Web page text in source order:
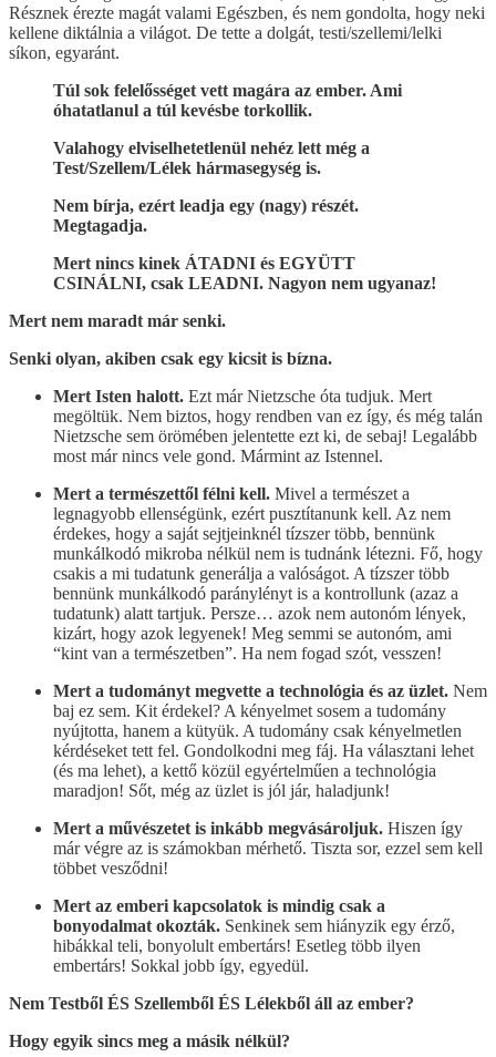
Résznek érezte magát valami Egészben, és nem gondolta, hogy neki
kellene diktálnia a világot. De tette a dolgát, testi/szellemi/lelki
síkon, egyaránt.
Túl sok felelősséget vett magára az ember. Ami
óhatatlanul a túl kevésbe torkollik.
Valahogy elviselhetetlenül nehéz lett még a
Test/Szellem/Lélek hármasegység is.
Nem bírja, ezért leadja egy (nagy) részét.
Megtagadja.
Mert nincs kinek ÁTADNI és EGYÜTT
CSINÁLNI, csak LEADNI. Nagyon nem ugyanaz!
Mert nem maradt már senki.
Senki olyan, akiben csak egy kicsit is bízna.
Mert Isten halott. Ezt már Nietzsche óta tudjuk. Mert
megöltük. Nem biztos, hogy rendben van ez így, és még talán
Nietzsche sem örömében jelentette ezt ki, de sebaj! Legalább
most már nincs vele gond. Mármint az Istennel.
Mert a természettől félni kell. Mivel a természet a
legnagyobb ellenségünk, ezért pusztítanunk kell. Az nem
érdekes, hogy a saját sejtjeinknél tízszer több, bennünk
munkálkodó mikroba nélkül nem is tudnánk létezni. Fő, hogy
csakis a mi tudatunk generálja a valóságot. A tízszer több
bennünk munkálkodó paránylényt is a kontrollunk (azaz a
tudatunk) alatt tartjuk. Persze… azok nem autonóm lények,
kizárt, hogy azok legyenek! Meg semmi se autonóm, ami
“kint van a természetben”. Ha nem fogad szót, vesszen!
Mert a tudományt megvette a technológia és az üzlet. Nem
baj ez sem. Kit érdekel? A kényelmet sosem a tudomány
nyújtotta, hanem a kütyük. A tudomány csak kényelmetlen
kérdéseket tett fel. Gondolkodni meg fáj. Ha választani lehet
(és ma lehet), a kettő közül egyértelműen a technológia
maradjon! Sőt, még az üzlet is jól jár, haladjunk!
Mert a művészetet is inkább megvásároljuk. Hiszen így
már végre az is számokban mérhető. Tiszta sor, ezzel sem kell
többet vesződni!
Mert az emberi kapcsolatok is mindig csak a
bonyodalmat okozták. Senkinek sem hiányzik egy érző,
hibákkal teli, bonyolult embertárs! Esetleg több ilyen
embertárs! Sokkal jobb így, egyedül.
Nem Testből ÉS Szellemből ÉS Lélekből áll az ember?
Hogy egyik sincs meg a másik nélkül?